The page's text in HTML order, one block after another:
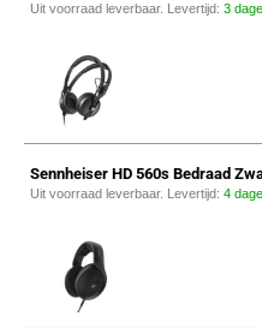
Uit voorraad leverbaar. Levertijd: 3
Sennheiser HD 560s Bedraad
Uit voorraad leverbaar. Levertijd: 4